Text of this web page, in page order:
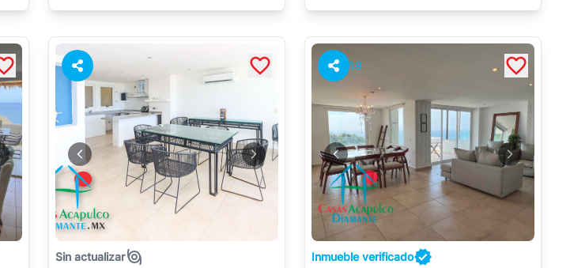
Sin actualizar
19
Inmueble verificado